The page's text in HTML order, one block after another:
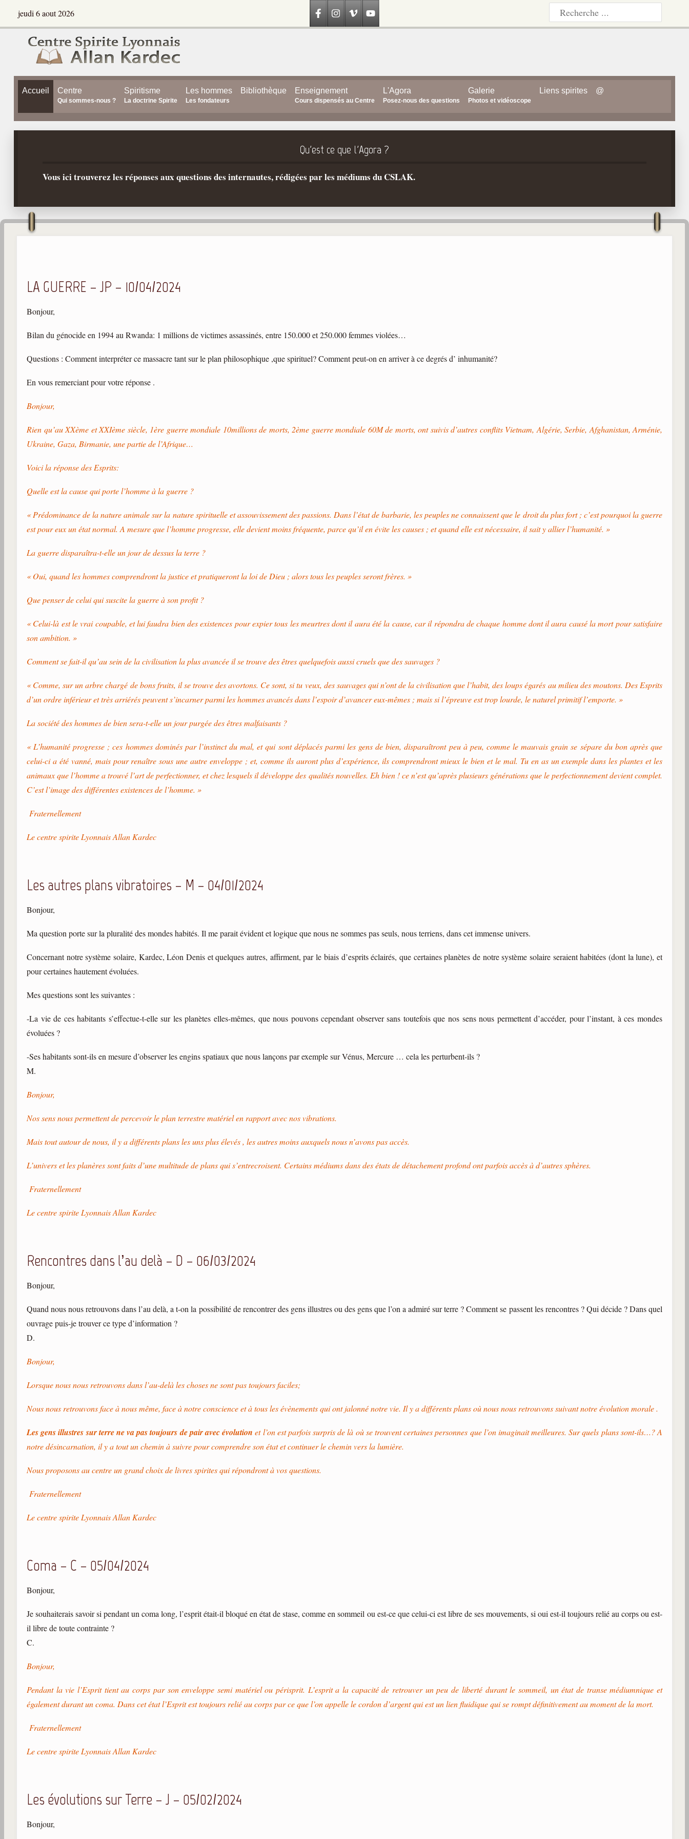
jeudi 6 aout 2026
Accueil Centre
Qui sommes-nous ?
Spiritisme
La doctrine Spirite
Les hommes
Les fondateurs
Bibliothèque Enseignement
Cours dispensés au Centre
L'Agora
Posez-nous des questions
Galerie
Photos et vidéoscope
Liens spirites @
Qu'est ce que l'Agora ?
Vous ici trouverez les réponses aux questions des internautes, rédigées par les médiums du CSLAK.
LA GUERRE – JP – 10/04/2024
Bonjour,
Bilan du génocide en 1994 au Rwanda: 1 millions de victimes assassinés, entre 150.000 et 250.000 femmes violées…
Questions : Comment interpréter ce massacre tant sur le plan philosophique ,que spirituel? Comment peut-on en arriver à ce degrés d’ inhumanité?
En vous remerciant pour votre réponse .
Bonjour,
Rien qu’au XXème et XXIème siècle, 1ère guerre mondiale 10millions de morts, 2ème guerre mondiale 60M de morts, ont suivis d’autres conflits Vietnam, Algérie, Serbie, Afghanistan, Arménie,
Ukraine, Gaza, Birmanie, une partie de l’Afrique…
Voici la réponse des Esprits:
Quelle est la cause qui porte l’homme à la guerre ?
« Prédominance de la nature animale sur la nature spirituelle et assouvissement des passions. Dans l’état de barbarie, les peuples ne connaissent que le droit du plus fort ; c’est pourquoi la guerre
est pour eux un état normal. A mesure que l’homme progresse, elle devient moins fréquente, parce qu’il en évite les causes ; et quand elle est nécessaire, il sait y allier l’humanité. »
La guerre disparaîtra-t-elle un jour de dessus la terre ?
« Oui, quand les hommes comprendront la justice et pratiqueront la loi de Dieu ; alors tous les peuples seront frères. »
Que penser de celui qui suscite la guerre à son profit ?
« Celui-là est le vrai coupable, et lui faudra bien des existences pour expier tous les meurtres dont il aura été la cause, car il répondra de chaque homme dont il aura causé la mort pour satisfaire
son ambition. »
Comment se fait-il qu’au sein de la civilisation la plus avancée il se trouve des êtres quelquefois aussi cruels que des sauvages ?
« Comme, sur un arbre chargé de bons fruits, il se trouve des avortons. Ce sont, si tu veux, des sauvages qui n’ont de la civilisation que l’habit, des loups égarés au milieu des moutons. Des Esprits
d’un ordre inférieur et très arriérés peuvent s’incarner parmi les hommes avancés dans l’espoir d’avancer eux-mêmes ; mais si l’épreuve est trop lourde, le naturel primitif l’emporte. »
La société des hommes de bien sera-t-elle un jour purgée des êtres malfaisants ?
« L’humanité progresse ; ces hommes dominés par l’instinct du mal, et qui sont déplacés parmi les gens de bien, disparaîtront peu à peu, comme le mauvais grain se sépare du bon après que
celui-ci a été vanné, mais pour renaître sous une autre enveloppe ; et, comme ils auront plus d’expérience, ils comprendront mieux le bien et le mal. Tu en as un exemple dans les plantes et les
animaux que l’homme a trouvé l’art de perfectionner, et chez lesquels il développe des qualités nouvelles. Eh bien ! ce n’est qu’après plusieurs générations que le perfectionnement devient complet.
C’est l’image des différentes existences de l’homme. »
Fraternellement
Le centre spirite Lyonnais Allan Kardec
Les autres plans vibratoires – M – 04/01/2024
Bonjour,
Ma question porte sur la pluralité des mondes habités. Il me parait évident et logique que nous ne sommes pas seuls, nous terriens, dans cet immense univers.
Concernant notre système solaire, Kardec, Léon Denis et quelques autres, affirment, par le biais d’esprits éclairés, que certaines planètes de notre système solaire seraient habitées (dont la lune), et
pour certaines hautement évoluées.
Mes questions sont les suivantes :
-La vie de ces habitants s’effectue-t-elle sur les planètes elles-mêmes, que nous pouvons cependant observer sans toutefois que nos sens nous permettent d’accéder, pour l’instant, à ces mondes
évoluées ?
-Ses habitants sont-ils en mesure d’observer les engins spatiaux que nous lançons par exemple sur Vénus, Mercure … cela les perturbent-ils ?
M.
Bonjour,
Nos sens nous permettent de percevoir le plan terrestre matériel en rapport avec nos vibrations.
Mais tout autour de nous, il y a différents plans les uns plus élevés , les autres moins auxquels nous n’avons pas accès.
L’univers et les planères sont faits d’une multitude de plans qui s’entrecroisent. Certains médiums dans des états de détachement profond ont parfois accès à d’autres sphères.
Fraternellement
Le centre spirite Lyonnais Allan Kardec
Rencontres dans l’au delà – D – 06/03/2024
Bonjour,
Quand nous nous retrouvons dans l’au delà, a t-on la possibilité de rencontrer des gens illustres ou des gens que l’on a admiré sur terre ? Comment se passent les rencontres ? Qui décide ? Dans quel
ouvrage puis-je trouver ce type d’information ?
D.
Bonjour,
Lorsque nous nous retrouvons dans l’au-delà les choses ne sont pas toujours faciles;
Nous nous retrouvons face à nous même, face à notre conscience et à tous les évènements qui ont jalonné notre vie. Il y a différents plans où nous nous retrouvons suivant notre évolution morale .
Les gens illustres sur terre ne va pas toujours de pair avec évolution et l’on est parfois surpris de là où se trouvent certaines personnes que l’on imaginait meilleures. Sur quels plans sont-ils…? A
notre désincarnation, il y a tout un chemin à suivre pour comprendre son état et continuer le chemin vers la lumière.
Nous proposons au centre un grand choix de livres spirites qui répondront à vos questions.
Fraternellement
Le centre spirite Lyonnais Allan Kardec
Coma – C – 05/04/2024
Bonjour,
Je souhaiterais savoir si pendant un coma long, l’esprit était-il bloqué en état de stase, comme en sommeil ou est-ce que celui-ci est libre de ses mouvements, si oui est-il toujours relié au corps ou est-
il libre de toute contrainte ?
C.
Bonjour,
Pendant la vie l’Esprit tient au corps par son enveloppe semi matériel ou périsprit. L’esprit a la capacité de retrouver un peu de liberté durant le sommeil, un état de transe médiumnique et
également durant un coma. Dans cet état l’Esprit est toujours relié au corps par ce que l’on appelle le cordon d’argent qui est un lien fluidique qui se rompt définitivement au moment de la mort.
Fraternellement
Le centre spirite Lyonnais Allan Kardec
Les évolutions sur Terre – J – 05/02/2024
Bonjour,